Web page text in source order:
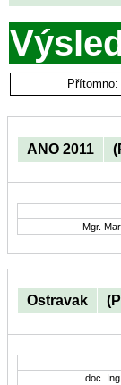
Přítomno:
ANO 2011
Mgr.
Ostravak
doc.